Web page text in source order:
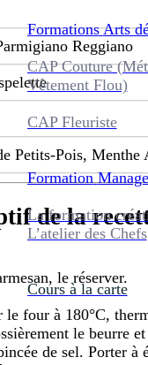
Formations Arts
CAP Couture
Vêtement Flou)
CAP Fleuriste
Formation
La formation
L’atelier des Chefs
Cours à la carte
Reggiano
Petits-Pois, Menthe
de la
le réserver.
le four à 180°C,
le beurre
de sel. Porter